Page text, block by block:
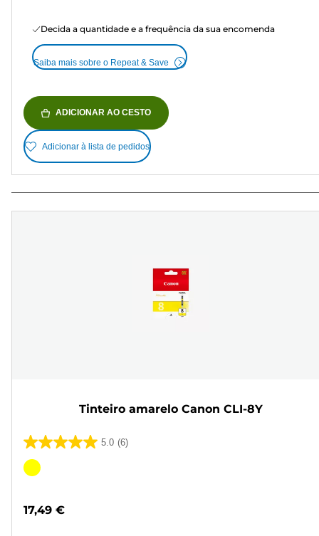
Decida a quantidade e a frequência da sua encomenda
Saiba mais sobre o Repeat & Save
ADICIONAR AO CESTO
Adicionar à lista de pedidos
Tinteiro amarelo Canon CLI-8Y
5.0 (6)
5.0
em
6
Cartucho
17,49 €